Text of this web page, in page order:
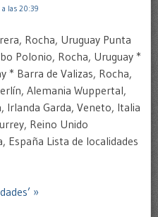
las 20:39
Rocha, Uruguay Punta
Polonio, Rocha, Uruguay *
* Barra de Valizas, Rocha,
Alemania Wuppertal,
Irlanda Garda, Veneto, Italia
Reino Unido
España Lista de localidades
»